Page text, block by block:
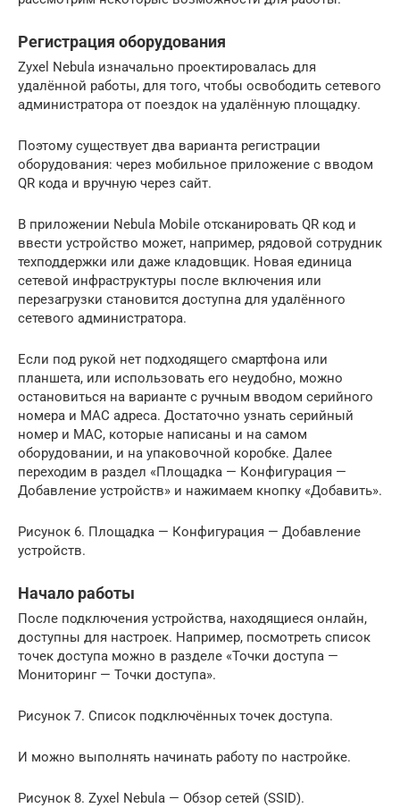
Регистрация оборудования
Zyxel Nebula изначально проектировалась для
удалённой работы, для того, чтобы освободить сетевого
администратора от поездок на удалённую площадку.
Поэтому существует два варианта регистрации
оборудования: через мобильное приложение с вводом
QR кода и вручную через сайт.
В приложении Nebula Mobile отсканировать QR код и
ввести устройство может, например, рядовой сотрудник
техподдержки или даже кладовщик. Новая единица
сетевой инфраструктуры после включения или
перезагрузки становится доступна для удалённого
сетевого администратора.
Если под рукой нет подходящего смартфона или
планшета, или использовать его неудобно, можно
остановиться на варианте с ручным вводом серийного
номера и MAC адреса. Достаточно узнать серийный
номер и MAC, которые написаны и на самом
оборудовании, и на упаковочной коробке. Далее
переходим в раздел «Площадка — Конфигурация —
Добавление устройств» и нажимаем кнопку «Добавить».
Рисунок 6. Площадка — Конфигурация — Добавление
устройств.
Начало работы
После подключения устройства, находящиеся онлайн,
доступны для настроек. Например, посмотреть список
точек доступа можно в разделе «Точки доступа —
Мониторинг — Точки доступа».
Рисунок 7. Список подключённых точек доступа.
И можно выполнять начинать работу по настройке.
Рисунок 8. Zyxel Nebula — Обзор сетей (SSID).